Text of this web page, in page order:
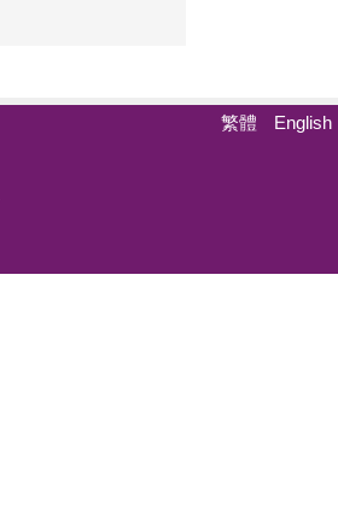
繁體 English